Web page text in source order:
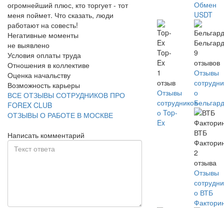
огромнейший плюс, кто торгует - тот
меня поймет. Что сказать, люди
работают на совесть!
Негативные моменты
не выявлено
Условия оплаты труда
Отношения в коллективе
Оценка начальству
Возможность карьеры
ВСЕ ОТЗЫВЫ СОТРУДНИКОВ ПРО
FOREX CLUB
ОТЗЫВЫ О РАБОТЕ В МОСКВЕ
Написать комментарий
Обмен
USDT
Top-
Ex
1
отзыв
Отзывы
сотрудников
о Top-
Ex
9
отзывов
Отзывы
о
ВТБ
2
отзыва
Отзывы
о ВТБ